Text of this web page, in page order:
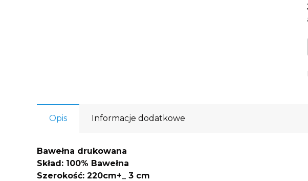
Opis Informacje dodatkowe
Bawełna drukowana
Skład: 100% Bawełna
Szerokość: 220cm+_ 3 cm